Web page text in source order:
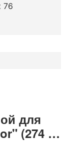
76
для
(274 Х